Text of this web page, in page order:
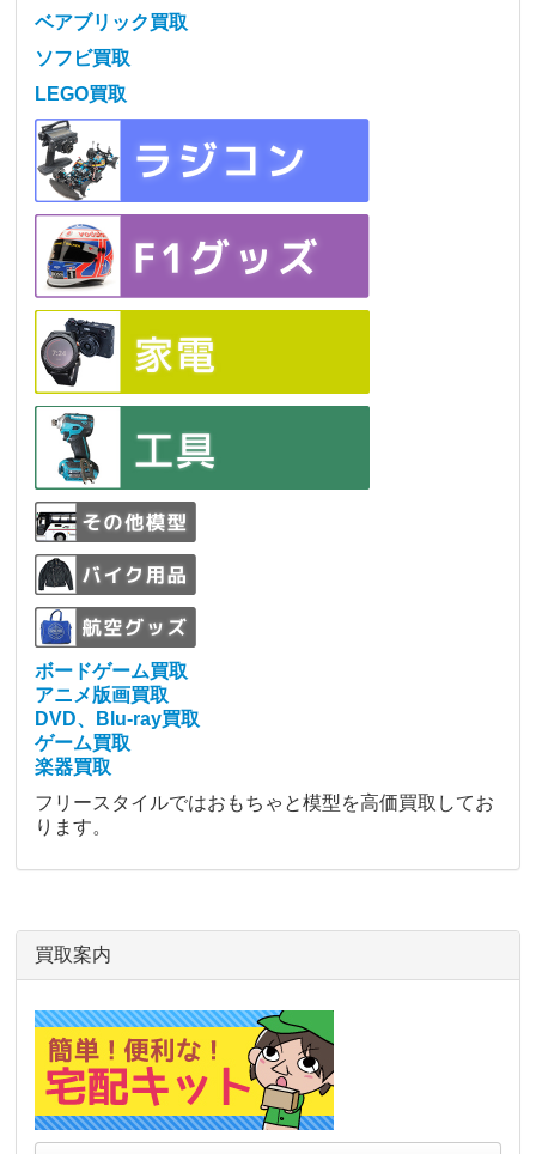
ベアブリック買取
ソフビ買取
LEGO買取
ボードゲーム買取
アニメ版画買取
DVD、Blu-ray買取
ゲーム買取
楽器買取
フリースタイルではおもちゃと模型を高価買取してお
ります。
買取案内